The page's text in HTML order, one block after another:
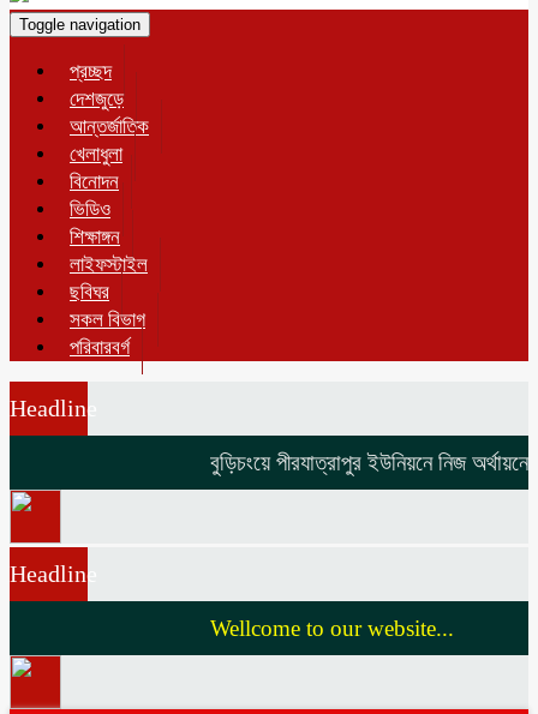
Toggle navigation
প্রচ্ছদ
দেশজুড়ে
আন্তর্জাতিক
খেলাধুলা
বিনোদন
ভিডিও
শিক্ষাঙ্গন
লাইফস্টাইল
ছবিঘর
সকল বিভাগ
পরিবারবর্গ
Headline
বুড়িচংয়ে পীরযাত্রাপুর ইউনিয়নে নিজ অর্থায়নে
Headline
Wellcome to our website...